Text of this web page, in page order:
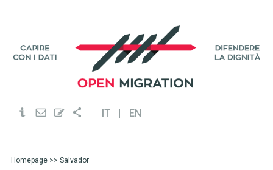
IT EN
Homepage>> Salvador